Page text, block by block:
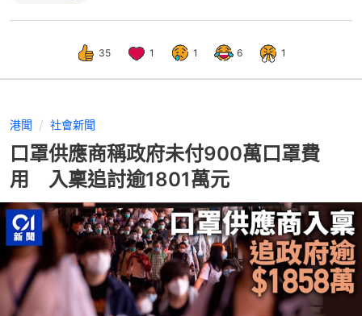
35 1 1 6 1
港聞 社會新聞
口罩供應商稱政府未付900萬口罩費
用 入稟追討逾1801萬元